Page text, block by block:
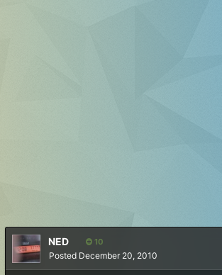
NED 10
Posted December 20, 2010